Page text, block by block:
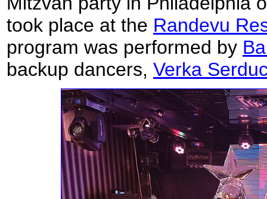
took place at the Randevu
program was performed by
backup dancers, Verka